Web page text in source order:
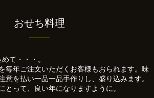
おせち料理
て・・・。
毎年ご注文いただくお客様もおられます。味
意を払い一品一品手作りし、盛り込みます。
とって、良い年になりますように。